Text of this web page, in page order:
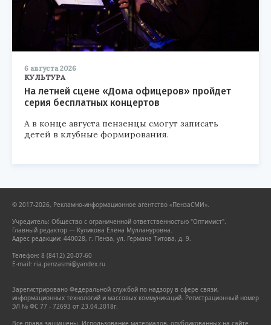
6 августа 2026
КУЛЬТУРА
На летней сцене «Дома офицеров» пройдет
серия бесплатных концертов
А в конце августа пензенцы смогут записать
детей в клубные формирования.
© 2017-2026, Рекламно-информационное агентство «ПензаСМИ».
Учредитель: Общество с ограниченной ответственностью "Оптимист".
Главный редактор — Куликова Елена Муллануровна.
Адрес редакции: 440028, г. Пенза, ул. Германа Титова, д. 9.
Телефон: 8 (8412) 20-07-60
E-mail: ria.penzasmi@yandex.ru
Зарегистрировано Федеральной службой по надзору в сфере связи,
информационных технологий и массовых коммуникаций. Регистрационный номер
ЭЛ № ФС 77 - 72693 от 23.04.2018г.
Все права защищены. Использование материалов, опубликованных на сайте